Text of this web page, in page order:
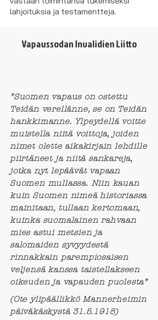
lahjoituksia ja testamentteja.
Vapaussodan Invalidien Liitto
”Suomen vapaus on ostettu
Teidän verellänne, se on Teidän
hankkimanne. Ylpeydellä voitte
muistella niitä voittoja, joiden
nimet olette aikakirjain lehdille
piirtäneet ja niitä sankareja,
jotka nyt lepäävät vapaan
Suomen mullassa. Niin kauan
kuin Suomen nimeä historiassa
mainitaan, tullaan kertomaan,
kuinka suomalainen rahvaan
mies astui metsien ja
salomaiden syvyydestä
rinnakkain parempiosaisen
veljensä kanssa taistellakseen
oikeuden ja vapauden puolesta”
(Ote ylipäällikkö Mannerheimin
päiväkäskystä 31.5.1918)